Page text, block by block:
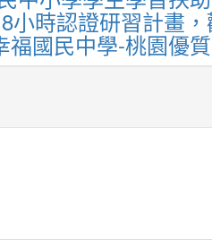
小時認證研習計畫
福國民中學-桃園優